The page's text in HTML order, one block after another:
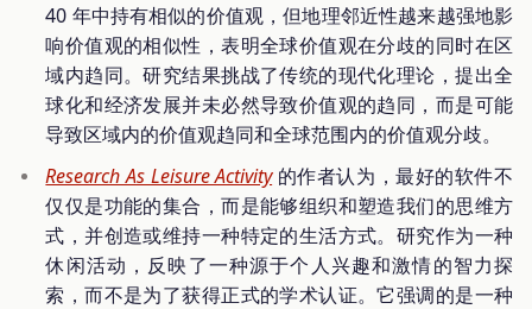
40 年中持有相似的价值观，但地理邻近性越来越强地影
响价值观的相似性，表明全球价值观在分歧的同时在区
域内趋同。研究结果挑战了传统的现代化理论，提出全
球化和经济发展并未必然导致价值观的趋同，而是可能
导致区域内的价值观趋同和全球范围内的价值观分歧。
Research As Leisure Activity的作者认为，最好的软件不
仅仅是功能的集合，而是能够组织和塑造我们的思维方
式，并创造或维持一种特定的生活方式。研究作为一种
休闲活动，反映了一种源于个人兴趣和激情的智力探
索，而不是为了获得正式的学术认证。它强调的是一种